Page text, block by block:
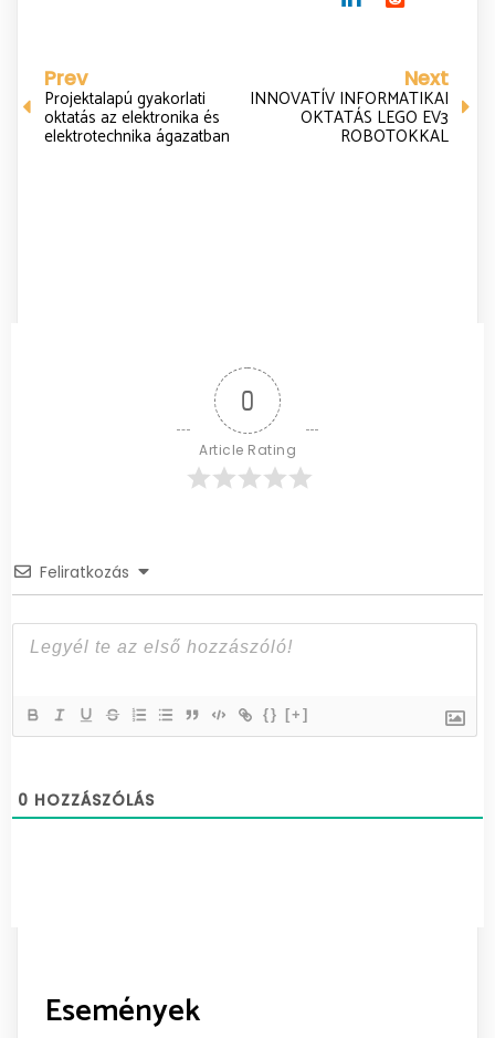
Prev
Projektalapú gyakorlati
oktatás az elektronika és
elektrotechnika ágazatban
Next
INNOVATÍV INFORMATIKAI
OKTATÁS LEGO EV3
ROBOTOKKAL
0
Article Rating
Feliratkozás
{} [+]
0 HOZZÁSZÓLÁS
Események